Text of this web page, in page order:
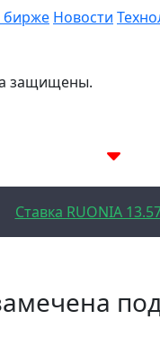
Новости
защищены.
Ставка RUONIA